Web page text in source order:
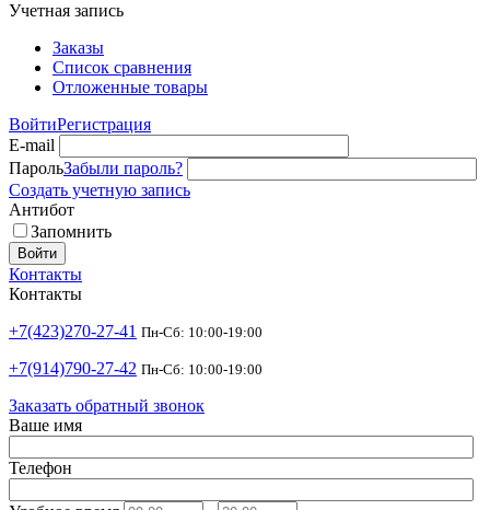
Учетная запись
Заказы
Список сравнения
Отложенные товары
ВойтиРегистрация
E-mail
ПарольЗабыли пароль?
Создать учетную запись
Антибот
Запомнить
Войти
Контакты
Контакты
+7(423)270-27-41 Пн-Сб: 10:00-19:00
+7(914)790-27-42 Пн-Сб: 10:00-19:00
Заказать обратный звонок
Ваше имя
Телефон